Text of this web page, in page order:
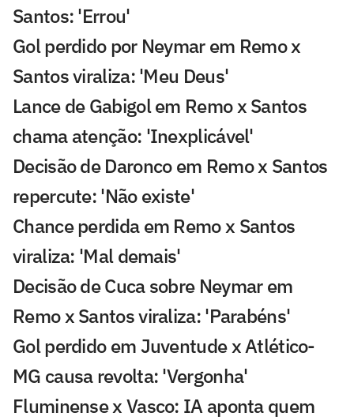
Santos: 'Errou'
Gol perdido por Neymar em Remo x
Santos viraliza: 'Meu Deus'
Lance de Gabigol em Remo x Santos
chama atenção: 'Inexplicável'
Decisão de Daronco em Remo x Santos
repercute: 'Não existe'
Chance perdida em Remo x Santos
viraliza: 'Mal demais'
Decisão de Cuca sobre Neymar em
Remo x Santos viraliza: 'Parabéns'
Gol perdido em Juventude x Atlético-
MG causa revolta: 'Vergonha'
Fluminense x Vasco: IA aponta quem